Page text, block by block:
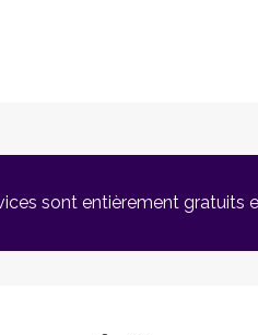
sont entièrement gratuits